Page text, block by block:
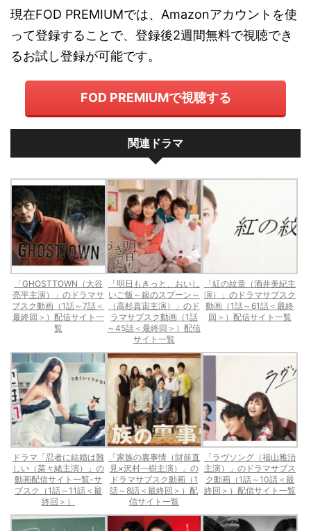
現在FOD PREMIUMでは、Amazonアカウントを使
って登録することで、登録後2週間無料で視聴でき
るお試し登録が可能です。
FOD PREMIUMで視聴する
関連ドラマ
「GHOSTTOWN（大谷
亮平主演）」のドラマサ
ブスク動画（1話～7話＜
最終回＞）配信サイト一
覧
「明日もきっと、おいし
いご飯～銀のスプーン～
（高杉真宙主演）」のド
ラマサブスク動画（1話
～45話＜最終回＞）配信
サイト一覧
「紅の紋章（酒井美紀主
演）」のドラマサブスク
動画（1話～61話＜最終
回＞）配信サイト一覧
ドラマ「忍者に結婚は難
しい（菜々緒主演）」の
動画配信サイト一覧-サ
ブスク（1話～11話＜最
終回＞）
「家族の裏事情（財前直
見×沢村一樹主演）」の
ドラマサブスク動画（1
話～8話＜最終回＞）配
信サイト一覧
「ラヴソング（福山雅治
主演）」のドラマサブス
ク動画（1話～10話＜最
終回＞）配信サイト一覧